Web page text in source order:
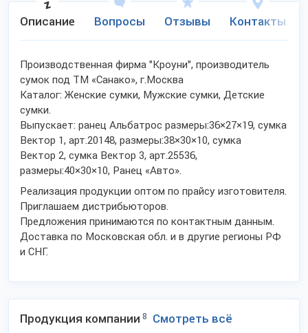
Описание Вопросы Отзывы Контакты
Производственная фирма "Кроуни", производитель
сумок под ТМ «Санако», г.Москва
Каталог: Женские сумки, Мужские сумки, Детские
сумки.
Выпускает: ранец Альбатрос размеры:36×27×19, сумка
Вектор 1, арт.20148, размеры:38×30×10, сумка
Вектор 2, сумка Вектор 3, арт.25536,
размеры:40×30×10, Ранец «Авто».
Реализация продукции оптом по прайсу изготовителя.
Приглашаем дистрибьюторов.
Предложения принимаются по контактным данным.
Доставка по Московская обл. и в другие регионы РФ
и СНГ.
Продукция компании 8 Смотреть всё